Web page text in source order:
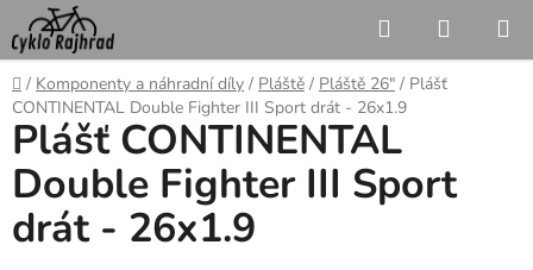
Přejít
na
obsah
Hledat
KOŠÍK
Domů
/ Komponenty a náhradní díly / Pláště / Pláště 26" / Plášť
CONTINENTAL Double Fighter III Sport drát - 26x1.9
Plášť CONTINENTAL
Double Fighter III Sport
drát - 26x1.9